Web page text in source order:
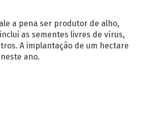
a pena ser produtor de alho,
as sementes livres de vírus,
A implantação de um hectare
ano.